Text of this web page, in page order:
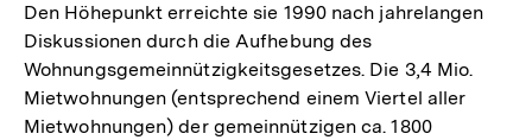
Den Höhepunkt erreichte sie 1990 nach jahrelangen
Diskussionen durch die Aufhebung des
Wohnungsgemeinnützigkeitsgesetzes. Die 3,4 Mio.
Mietwohnungen (entsprechend einem Viertel aller
Mietwohnungen) der gemeinnützigen ca. 1800